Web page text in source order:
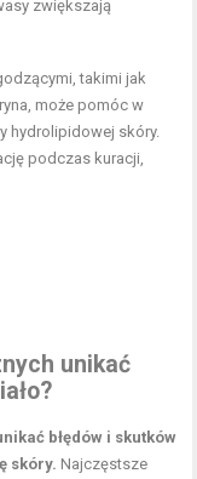
zwiększają
takimi jak
może pomóc w
hydrolipidowej skóry.
podczas kuracji,
unikać
błędów i skutków
skóry. Najczęstsze